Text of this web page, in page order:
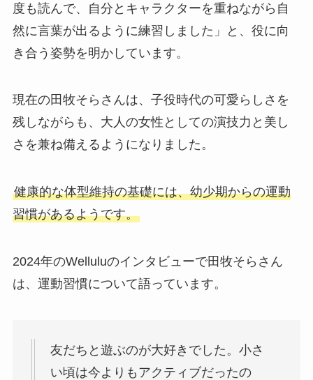
度も読んで、自分とキャラクターを重ねながら自
然に言葉が出るように練習しました」と、役に向
き合う姿勢を明かしています。
現在の田牧そらさんは、子役時代の可愛らしさを
残しながらも、大人の女性としての演技力と美し
さを兼ね備えるようになりました。
健康的な体型維持の基礎には、幼少期からの運動
習慣があるようです。
2024年のWelluluのインタビューで田牧そらさん
は、運動習慣について語っています。
友だちと遊ぶのが大好きでした。小さ
い頃は今よりもアクティブだったの